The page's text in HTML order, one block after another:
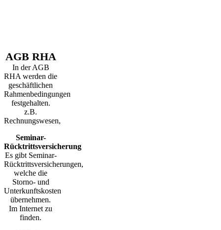
AGB RHA
In der AGB
RHA werden die
geschäftlichen
Rahmenbedingungen
festgehalten.
z.B.
Rechnungswesen,
Seminar-
Rücktrittsversicherung
Es gibt Seminar-
Rücktrittsversicherungen,
welche die
Storno- und
Unterkunftskosten
übernehmen.
Im Internet zu
finden.